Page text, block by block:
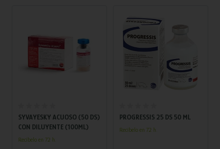
SYVAYESKY ACUOSO (50 DS)
CON DILUYENTE (100ML)
Recíbelo en 72 h.
PROGRESSIS 25 DS 50 ML
Recíbelo en 72 h.